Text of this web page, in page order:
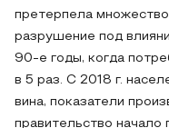
претерпела
разрушение под
90-е годы, когда
в 5 раз. С 2018 г.
вина, показатели
правительство начало